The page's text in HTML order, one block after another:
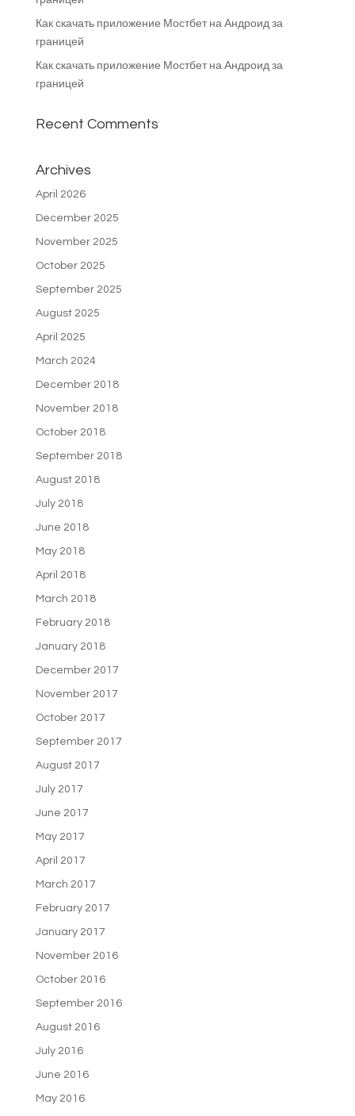
Как скачать приложение Мостбет на Андроид за
границей
Как скачать приложение Мостбет на Андроид за
границей
Recent Comments
Archives
April 2026
December 2025
November 2025
October 2025
September 2025
August 2025
April 2025
March 2024
December 2018
November 2018
October 2018
September 2018
August 2018
July 2018
June 2018
May 2018
April 2018
March 2018
February 2018
January 2018
December 2017
November 2017
October 2017
September 2017
August 2017
July 2017
June 2017
May 2017
April 2017
March 2017
February 2017
January 2017
November 2016
October 2016
September 2016
August 2016
July 2016
June 2016
May 2016